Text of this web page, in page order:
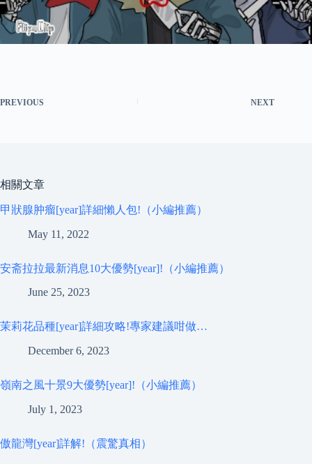
PREVIOUS NEXT
相關文章
甲狀腺肿瘤[year]詳細懶人包!（小編推薦）
May 11, 2022
安斋拉拉最新消息10大優勢[year]!（小編推薦）
June 25, 2023
茉莉花品種[year]詳細攻略!專家建議咁做…
December 6, 2023
嶺南之風十景9大優勢[year]!（小編推薦）
July 1, 2023
傲龍灣[year]詳解!（震驚真相）